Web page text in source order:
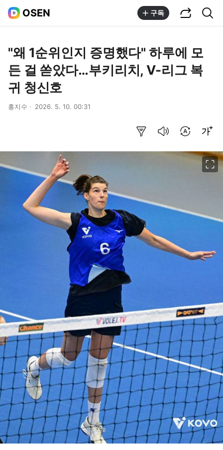
OSEN 구독
"왜 1순위인지 증명했다" 하루에 모
든 걸 쏟았다…부키리치, V-리그 복
귀 청신호
홍지수 2026. 5. 10. 00:31